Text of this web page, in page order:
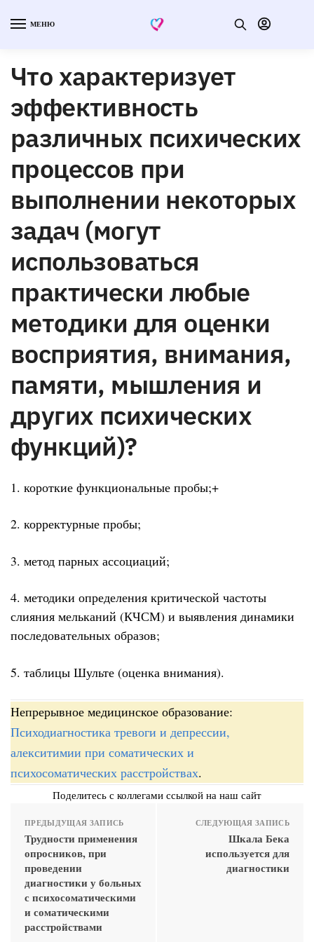
МЕНЮ
Что характеризует
эффективность
различных психических
процессов при
выполнении некоторых
задач (могут
использоваться
практически любые
методики для оценки
восприятия, внимания,
памяти, мышления и
других психических
функций)?
1. короткие функциональные пробы;+
2. корректурные пробы;
3. метод парных ассоциаций;
4. методики определения критической частоты
слияния мельканий (КЧСМ) и выявления динамики
последовательных образов;
5. таблицы Шульте (оценка внимания).
Непрерывное медицинское образование:
Психодиагностика тревоги и депрессии,
алекситимии при соматических и
психосоматических расстройствах.
Поделитесь с коллегами ссылкой на наш сайт
ПРЕДЫДУЩАЯ ЗАПИСЬ
Трудности применения
опросников, при
проведении
диагностики у больных
с психосоматическими
и соматическими
расстройствами
СЛЕДУЮЩАЯ ЗАПИСЬ
Шкала Бека
используется для
диагностики